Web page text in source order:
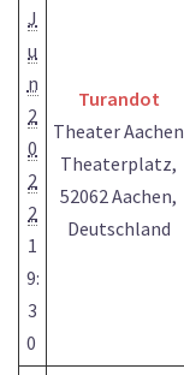
J
u
n
2
0
2
2
1
9:
3
0
Turandot
Theater Aachen
Theaterplatz,
52062 Aachen,
Deutschland